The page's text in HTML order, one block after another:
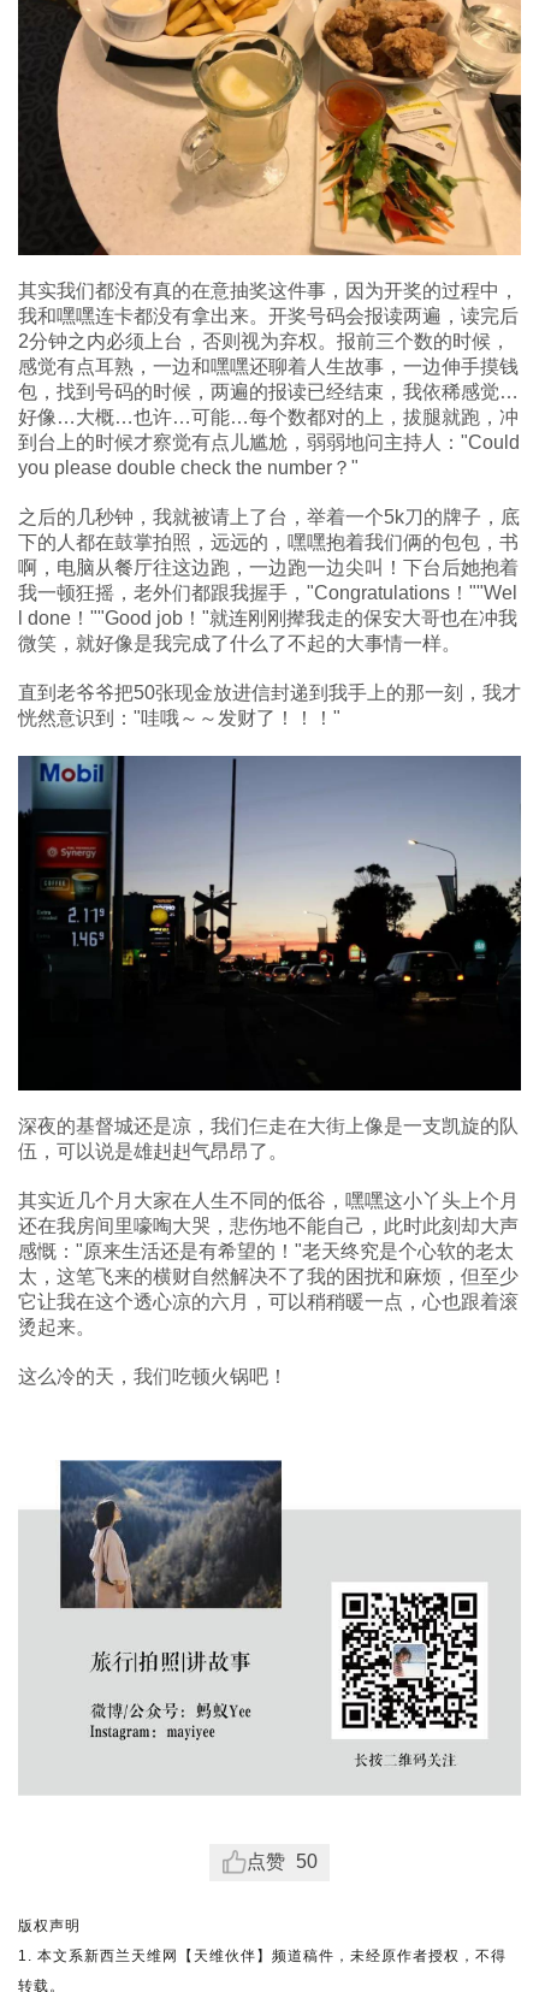
其实我们都没有真的在意抽奖这件事，因为开奖的过程中，
我和嘿嘿连卡都没有拿出来。开奖号码会报读两遍，读完后
2分钟之内必须上台，否则视为弃权。报前三个数的时候，
感觉有点耳熟，一边和嘿嘿还聊着人生故事，一边伸手摸钱
包，找到号码的时候，两遍的报读已经结束，我依稀感觉…
好像…大概…也许…可能…每个数都对的上，拔腿就跑，冲
到台上的时候才察觉有点儿尴尬，弱弱地问主持人："Could
you please double check the number？"
之后的几秒钟，我就被请上了台，举着一个5k刀的牌子，底
下的人都在鼓掌拍照，远远的，嘿嘿抱着我们俩的包包，书
啊，电脑从餐厅往这边跑，一边跑一边尖叫！下台后她抱着
我一顿狂摇，老外们都跟我握手，"Congratulations！""Wel
l done！""Good job！"就连刚刚撵我走的保安大哥也在冲我
微笑，就好像是我完成了什么了不起的大事情一样。
直到老爷爷把50张现金放进信封递到我手上的那一刻，我才
恍然意识到："哇哦～～发财了！！！"
深夜的基督城还是凉，我们仨走在大街上像是一支凯旋的队
伍，可以说是雄赳赳气昂昂了。
其实近几个月大家在人生不同的低谷，嘿嘿这小丫头上个月
还在我房间里嚎啕大哭，悲伤地不能自己，此时此刻却大声
感慨："原来生活还是有希望的！"老天终究是个心软的老太
太，这笔飞来的横财自然解决不了我的困扰和麻烦，但至少
它让我在这个透心凉的六月，可以稍稍暖一点，心也跟着滚
烫起来。
这么冷的天，我们吃顿火锅吧！
点赞 50
版权声明
1. 本文系新西兰天维网【天维伙伴】频道稿件，未经原作者授权，不得
转载。